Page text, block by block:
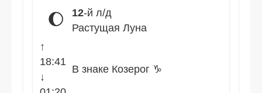
🌔 12-й л/д
Растущая Луна
↑
18:41
↓
В знаке Козерог ♑